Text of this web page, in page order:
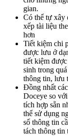
gian.
Có thể tự xây
xếp tài liệu
hơn
Tiết kiệm chi
được lưu ở
tiết kiệm
sinh trong
thông tin,
Đồng nhất
Doceye so
tích hợp sẵn
thể sử dụng
số thông tin
tách thông tin